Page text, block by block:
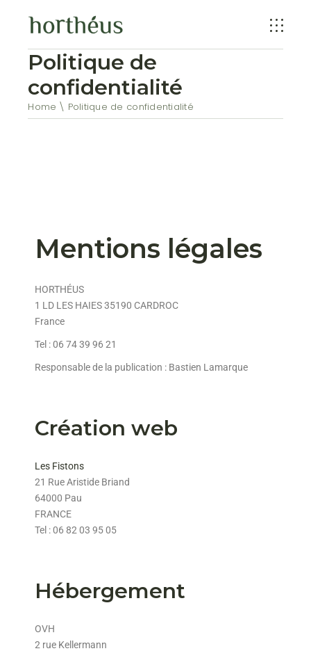
Politique de
confidentialité
Home Politique de confidentialité
Mentions légales
HORTHÉUS
1 LD LES HAIES 35190 CARDROC
France
Tel : 06 74 39 96 21
Responsable de la publication : Bastien Lamarque
Création web
Les Fistons
21 Rue Aristide Briand
64000 Pau
FRANCE
Tel : 06 82 03 95 05
Hébergement
OVH
2 rue Kellermann